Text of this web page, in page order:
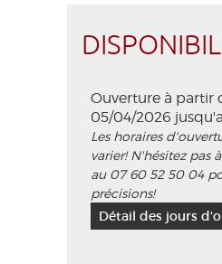
Ouverture à partir
05/04/2026
Les horaires
varier! N'hésitez pas
au 07 60 52 50 04
précisions!